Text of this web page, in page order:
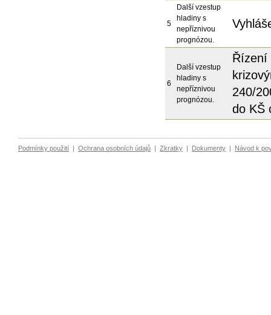
5
Další vzestup
hladiny s
nepříznivou
prognózou.
6
Další vzestup
hladiny s
nepříznivou
prognózou.
Řízení
240/
do KŠ
Podmínky použití Ochrana osobních údajů Zkratky Dokumenty Návod k